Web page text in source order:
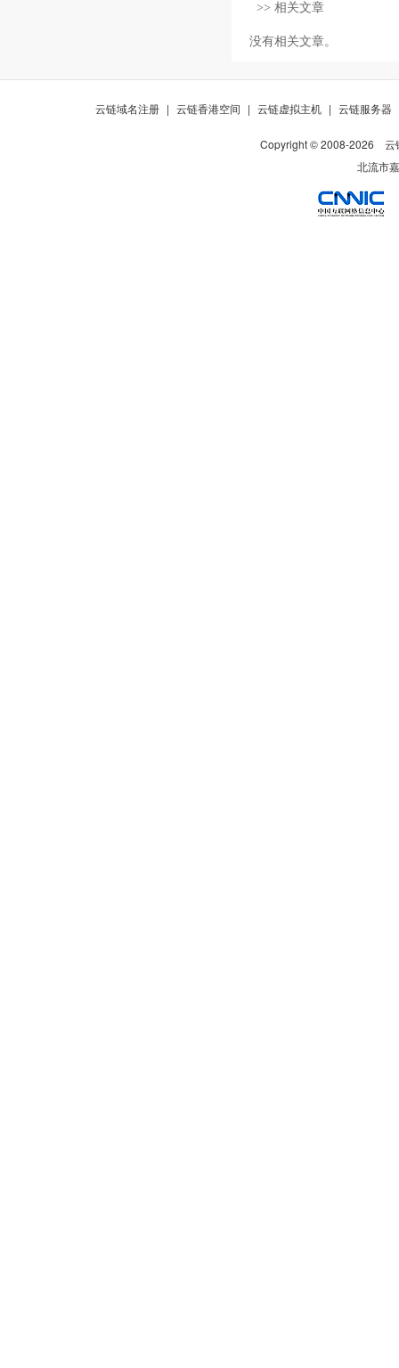
>> 相关文章
没有相关文章。
云链域名注册 | 云链香港空间 | 云链虚拟主机 | 云链服务器
Copyright © 2008-2026
云
北流市